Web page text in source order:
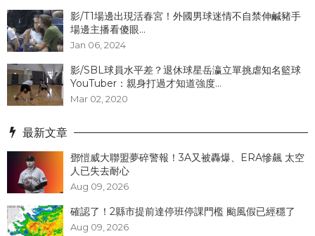
影/T1場邊出現活春宮！外國男球迷情不自禁伸鹹豬手
場邊主播看傻眼...
Jan 06, 2024
影/SBL球員水平差？退休球星岳瀛立單挑虐知名籃球
YouTuber：親身打過才知道強度...
Mar 02, 2020
最新文章
鄧愷威大聯盟夢碎警報！3A又被轟爆、ERA慘飆 太空
人已失去耐心
Aug 09, 2026
確認了！2縣市提前達停班停課門檻 颱風假已經穩了
Aug 09, 2026